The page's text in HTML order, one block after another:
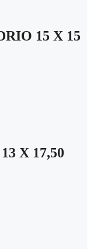
15 X 15
X 17,50